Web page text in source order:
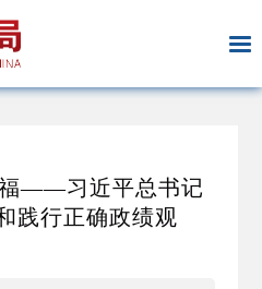
——习近平总书记
践行正确政绩观